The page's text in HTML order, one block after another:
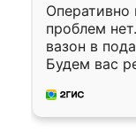
Оперативно
проблем
вазон в
Будем вас